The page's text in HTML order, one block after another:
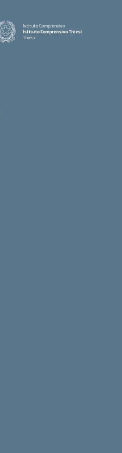
Istituto Comprensivo
Istituto Comprensivo Thiesi
Thiesi